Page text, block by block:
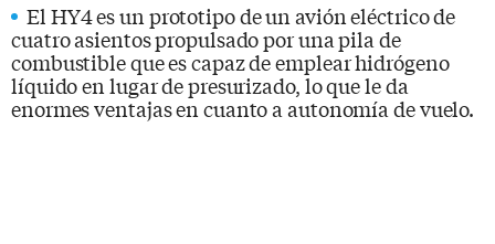
El HY4 es un prototipo de un avión eléctrico de
cuatro asientos propulsado por una pila de
combustible que es capaz de emplear hidrógeno
líquido en lugar de presurizado, lo que le da
enormes ventajas en cuanto a autonomía de vuelo.